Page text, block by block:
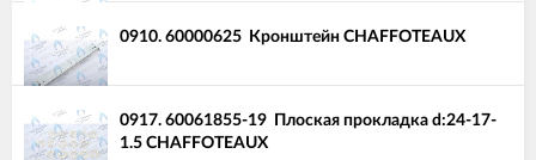
0910. 60000625 Кронштейн CHAFFOTEAUX
0917. 60061855-19 Плоская прокладка d:24-17-
1.5 CHAFFOTEAUX